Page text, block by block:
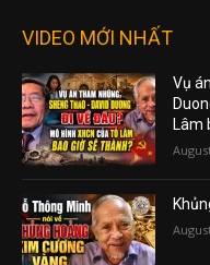
VIDEO MỚI NHẤT
Vụ
Lâm